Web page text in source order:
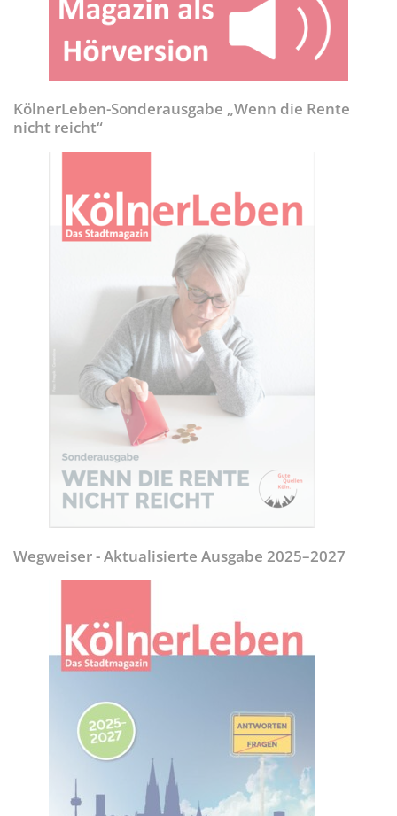
KölnerLeben-Sonderausgabe „Wenn die Rente
nicht reicht“
Wegweiser - Aktualisierte Ausgabe 2025–2027